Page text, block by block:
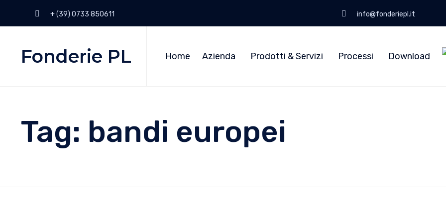
+ (39) 0733 850611 info@fonderiepl.it
Fonderie PL Home Azienda Prodotti & Servizi Processi Download
Tag: bandi europei